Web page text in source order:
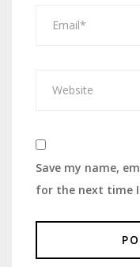
Save my name,
for the next time